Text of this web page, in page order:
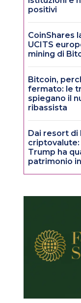
positivi
CoinShares
UCITS
mining di
Bitcoin,
fermato: le
spiegano il
ribassista
Dai resort di
criptovalute:
Trump ha
patrimonio